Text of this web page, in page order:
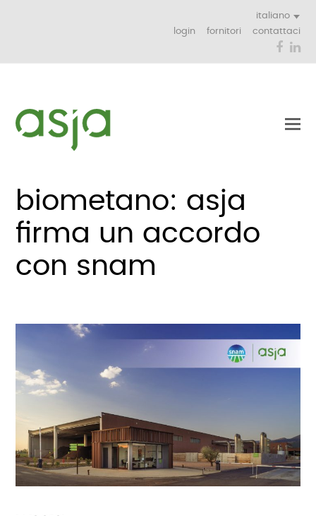
italiano
login
fornitori contattaci
biometano: asja
firma un accordo
con snam